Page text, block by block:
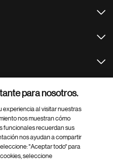
para nosotros.
experiencia al visitar nuestras
nos muestran cómo
funcionales recuerdan sus
nos ayudan a compartir
"Aceptar todo" para
seleccione